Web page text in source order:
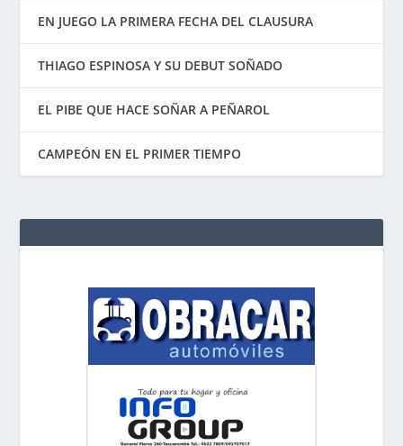
EN JUEGO LA PRIMERA FECHA DEL CLAUSURA
THIAGO ESPINOSA Y SU DEBUT SOÑADO
EL PIBE QUE HACE SOÑAR A PEÑAROL
CAMPEÓN EN EL PRIMER TIEMPO